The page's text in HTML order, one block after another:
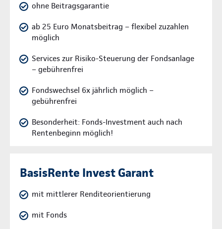
ohne Beitragsgarantie
ab 25 Euro Monatsbeitrag – flexibel zuzahlen
möglich
Services zur Risiko-Steuerung der Fondsanlage
– gebührenfrei
Fondswechsel 6x jährlich möglich –
gebührenfrei
Besonderheit: Fonds-Investment auch nach
Rentenbeginn möglich!
BasisRente Invest Garant
mit mittlerer Renditeorientierung
mit Fonds